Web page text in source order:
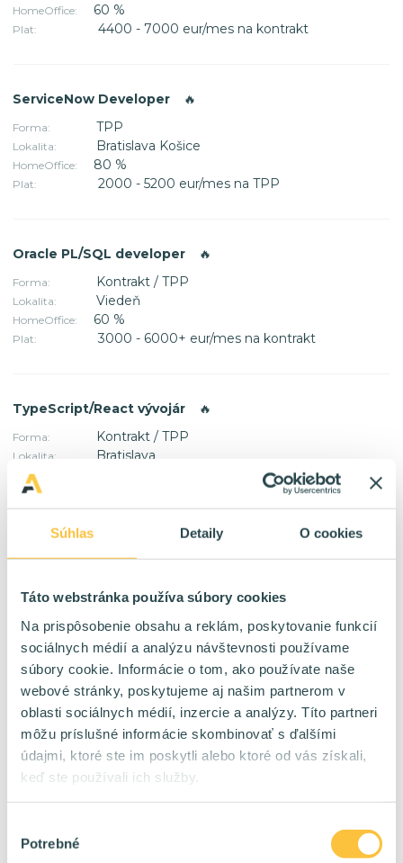
Súhlas Detaily O cookies
Táto webstránka používa súbory cookies
Na prispôsobenie obsahu a reklám, poskytovanie funkcií
sociálnych médií a analýzu návštevnosti používame
súbory cookie. Informácie o tom, ako používate naše
webové stránky, poskytujeme aj našim partnerom v
oblasti sociálnych médií, inzercie a analýzy. Títo partneri
môžu príslušné informácie skombinovať s ďalšími
údajmi, ktoré ste im poskytli alebo ktoré od vás získali,
keď ste používali ich služby.
súhlasu
Potrebné
HomeOffice: 60 %
Plat: 4400 - 7000 eur/mes na kontrakt
ServiceNow Developer 🔥
Forma: TPP
Lokalita: Bratislava Košice
HomeOffice: 80 %
Plat: 2000 - 5200 eur/mes na TPP
Oracle PL/SQL developer 🔥
Forma: Kontrakt / TPP
Lokalita: Viedeň
HomeOffice: 60 %
Plat: 3000 - 6000+ eur/mes na kontrakt
TypeScript/React vývojár 🔥
Forma: Kontrakt / TPP
Lokalita: Bratislava
HomeOffice:
Plat: 4000 - 7000 eur/mes na kontrakt
C#/.NET programátori 🔥
Forma: Kontrakt / TPP
Bratislava Viedeň
HomeOffice: 60 %
Plat: 4000 - 10000 eur/mes na kontrakt
IT Analytik 🔥
Lokalita: Bratislava
HomeOffice: 40 %
Plat: 2400 - 4800 eur/mes na TPP